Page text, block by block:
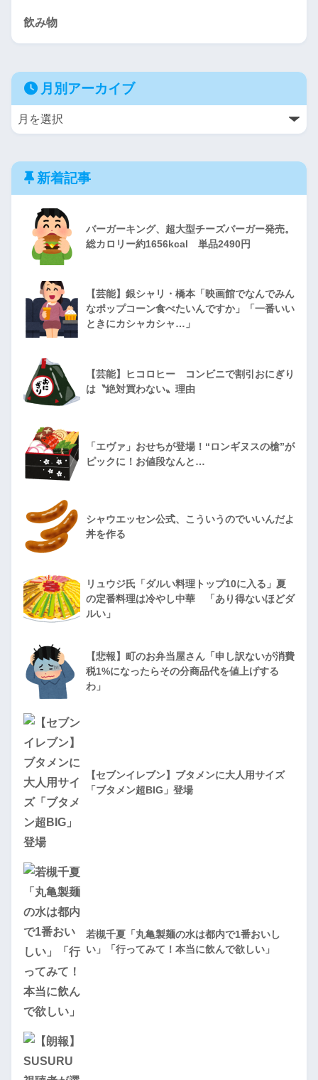
飲み物
月別アーカイブ
新着記事
バーガーキング、超大型チーズバーガー発売。
総カロリー約1656kcal 単品2490円
【芸能】銀シャリ・橋本「映画館でなんでみん
なポップコーン食べたいんですか」「一番いい
ときにカシャカシャ…」
【芸能】ヒコロヒー コンビニで割引おにぎり
は〝絶対買わない〟理由
「エヴァ」おせちが登場！“ロンギヌスの槍”が
ピックに！お値段なんと…
シャウエッセン公式、こういうのでいいんだよ
丼を作る
リュウジ氏「ダルい料理トップ10に入る」夏
の定番料理は冷やし中華 「あり得ないほどダ
ルい」
【悲報】町のお弁当屋さん「申し訳ないが消費
税1%になったらその分商品代を値上げする
わ」
【セブンイレブン】ブタメンに大人用サイズ
「ブタメン超BIG」登場
若槻千夏「丸亀製麺の水は都内で1番おいし
い」「行ってみて！本当に飲んで欲しい」